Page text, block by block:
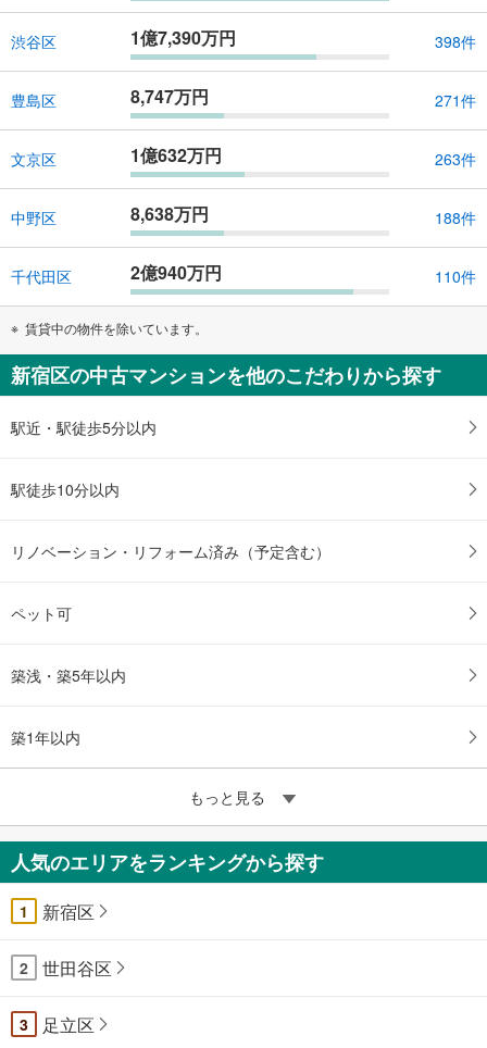
渋谷区 1億7,390万円 398件
豊島区 8,747万円 271件
文京区 1億632万円 263件
中野区 8,638万円 188件
千代田区 2億940万円 110件
賃貸中の物件を除いています。
新宿区の中古マンションを他のこだわりから探す
駅近・駅徒歩5分以内
駅徒歩10分以内
リノベーション・リフォーム済み（予定含む）
ペット可
築浅・築5年以内
築1年以内
もっと見る
人気のエリアをランキングから探す
1 新宿区
2 世田谷区
3 足立区